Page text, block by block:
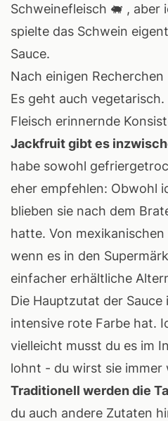
Schweinefleisch 🐖 , aber
spielte das Schwein
Sauce.
Nach einigen
Es geht auch
Fleisch erinnernde
Jackfruit gibt es
habe sowohl
eher empfehlen: Obwohl
blieben sie nach dem
hatte. Von
wenn es in den
einfacher erhältliche
Die Hauptzutat der
intensive rote Farbe hat.
vielleicht musst du es im
lohnt - du wirst sie immer
Traditionell werden die
du auch andere Zutaten